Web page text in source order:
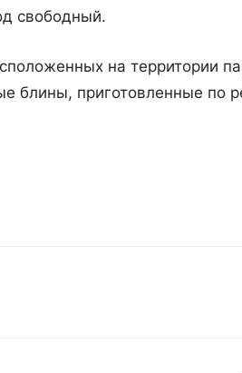
свободный.
на территории
блины, приготовленные по